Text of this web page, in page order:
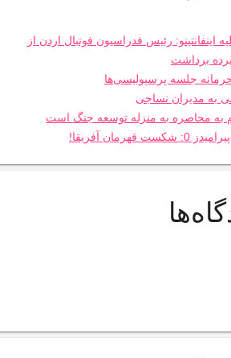
اینفانتینو: رئیس فدراسیون فوتبال اردن از
برداشت
جلسه پرسپولیسی‌ها
به مدیران نساجی
به محاصره به منزله توسعه جنگ است